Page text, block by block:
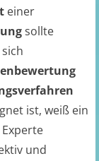
einer
sollte
ist, weiß ein
und